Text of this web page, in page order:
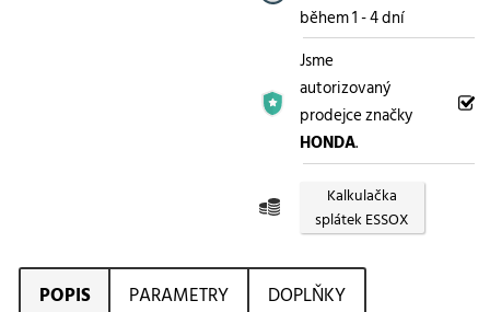
během 1 - 4 dní
Jsme
autorizovaný
prodejce značky
HONDA.
Kalkulačka
splátek ESSOX
POPIS PARAMETRY DOPLŇKY